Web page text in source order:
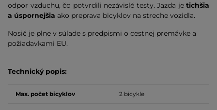
odpor vzduchu, čo potvrdili nezávislé testy. Jazda jetichšia
a úspornejšia ako preprava bicyklov na streche vozidla.
Nosič je plne v súlade s predpismi o cestnej premávke a
požiadavkami EU.
Technický popis:
Max. počet bicyklov 2 bicykle